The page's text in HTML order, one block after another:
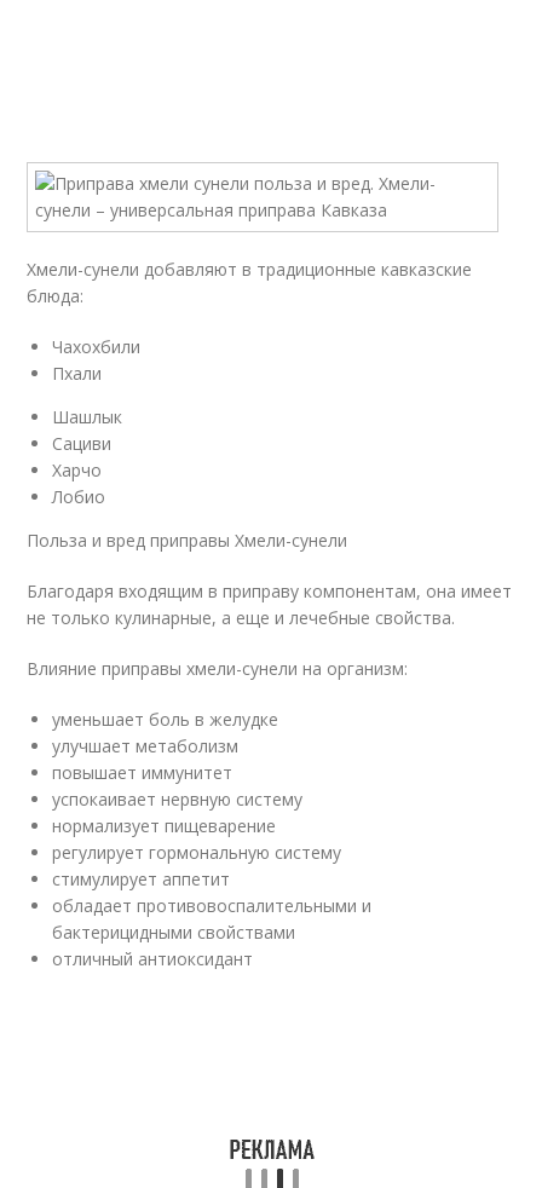
Хмели-сунели добавляют в традиционные кавказские
блюда:
Чахохбили
Пхали
Шашлык
Сациви
Харчо
Лобио
Польза и вред приправы Хмели-сунели
Благодаря входящим в приправу компонентам, она имеет
не только кулинарные, а еще и лечебные свойства.
Влияние приправы хмели-сунели на организм:
уменьшает боль в желудке
улучшает метаболизм
повышает иммунитет
успокаивает нервную систему
нормализует пищеварение
регулирует гормональную систему
стимулирует аппетит
обладает противовоспалительными и
бактерицидными свойствами
отличный антиоксидант